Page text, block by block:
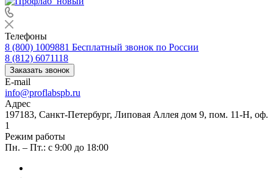
Телефоны
8 (800) 1009881 Бесплатный звонок по России
8 (812) 6071118
Заказать звонок
E-mail
info@proflabspb.ru
Адрес
197183, Санкт-Петербург, Липовая Аллея дом 9, пом. 11-Н, оф.
1
Режим работы
Пн. – Пт.: с 9:00 до 18:00